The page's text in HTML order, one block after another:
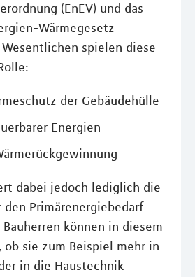
(EnEV) und das
Wärmegesetz
Wesentlichen spielen diese
der Gebäudehülle
Energien
dabei jedoch lediglich die
den Primärenergiebedarf
können in diesem
ob sie zum Beispiel mehr in
in die Haustechnik